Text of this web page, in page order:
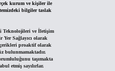
kurum ve kişiler ile
bilgiler taslak
Teknolojileri ve İletişim
Sağlayıcı olarak
proaktif olarak
bulunmamaktadır.
taşımakta
etmiş sayılırlar.